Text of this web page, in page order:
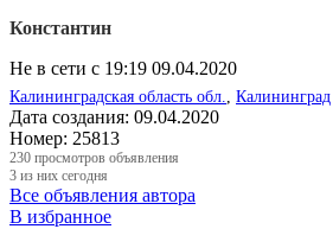
Константин
Не в сети с 19:19 09.04.2020
Калининградская область обл., Калининград
Дата создания: 09.04.2020
Номер: 25813
230 просмотров объявления
3 из них сегодня
Все объявления автора
В избранное